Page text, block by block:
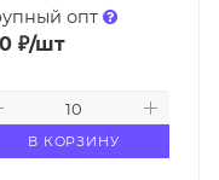
опт
₽/шт
В КОРЗИНУ